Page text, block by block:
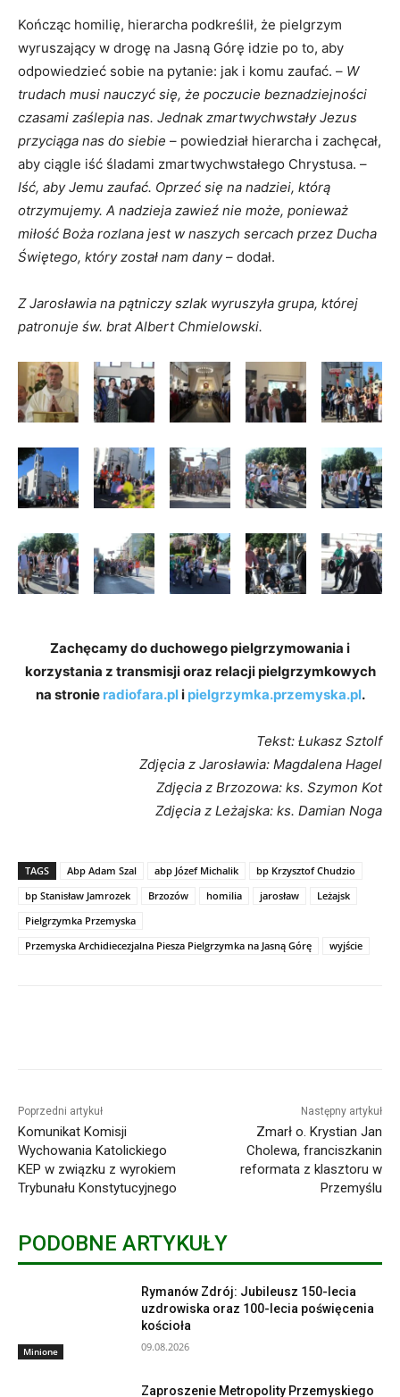
Kończąc homilię, hierarcha podkreślił, że pielgrzym
wyruszający w drogę na Jasną Górę idzie po to, aby
odpowiedzieć sobie na pytanie: jak i komu zaufać. – W
trudach musi nauczyć się, że poczucie beznadziejności
czasami zaślepia nas. Jednak zmartwychwstały Jezus
przyciąga nas do siebie – powiedział hierarcha i zachęcał,
aby ciągle iść śladami zmartwychwstałego Chrystusa. –
Iść, aby Jemu zaufać. Oprzeć się na nadziei, którą
otrzymujemy. A nadzieja zawieź nie może, ponieważ
miłość Boża rozlana jest w naszych sercach przez Ducha
Świętego, który został nam dany– dodał.
Z Jarosławia na pątniczy szlak wyruszyła grupa, której
patronuje św. brat Albert Chmielowski.
Zachęcamy do duchowego pielgrzymowania i
korzystania z transmisji oraz relacji pielgrzymkowych
na stronie radiofara.pli pielgrzymka.przemyska.pl.
Tekst: Łukasz Sztolf
Zdjęcia z Jarosławia: Magdalena Hagel
Zdjęcia z Brzozowa: ks. Szymon Kot
Zdjęcia z Leżajska: ks. Damian Noga
TAGS Abp Adam Szal abp Józef Michalik
bp Krzysztof Chudzio
bp Stanisław Jamrozek
Brzozów homilia jarosław
Leżajsk
Pielgrzymka Przemyska
Przemyska Archidiecezjalna Piesza Pielgrzymka na Jasną Górę
wyjście
Poprzedni artykuł
Komunikat Komisji
Wychowania Katolickiego
KEP w związku z wyrokiem
Trybunału Konstytucyjnego
Następny artykuł
Zmarł o. Krystian Jan
Cholewa, franciszkanin
reformata z klasztoru w
Przemyślu
PODOBNE ARTYKUŁY
Minione
Rymanów Zdrój: Jubileusz 150-lecia
uzdrowiska oraz 100-lecia poświęcenia
kościoła
09.08.2026
Zaproszenie Metropolity Przemyskiego